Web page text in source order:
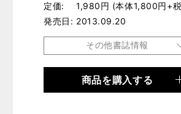
定価
1,980円 (本体1,800円+
発売日
2013.09.20
その他書誌情報
書籍
商品を購入する